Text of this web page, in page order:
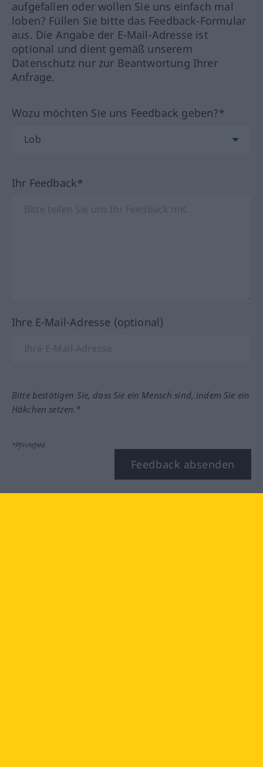
aufgefallen oder wollen Sie uns einfach mal
loben? Füllen Sie bitte das Feedback-Formular
aus. Die Angabe der E-Mail-Adresse ist
optional und dient gemäß unserem
Datenschutz nur zur Beantwortung Ihrer
Anfrage.
Wozu möchten Sie uns Feedback geben?*
Ihr Feedback*
Ihre E-Mail-Adresse (optional)
Bitte bestätigen Sie, dass Sie ein Mensch sind, indem Sie ein
Häkchen setzen.*
*Pflichtfeld
Feedback absenden